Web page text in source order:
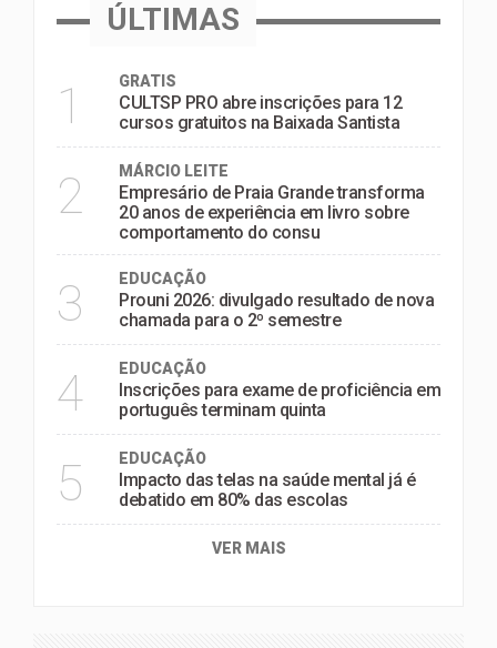
ÚLTIMAS
1 GRATIS
CULTSP PRO abre inscrições para 12
cursos gratuitos na Baixada Santista
2 MÁRCIO LEITE
Empresário de Praia Grande transforma
20 anos de experiência em livro sobre
comportamento do consu
3 EDUCAÇÃO
Prouni 2026: divulgado resultado de nova
chamada para o 2º semestre
4 EDUCAÇÃO
Inscrições para exame de proficiência em
português terminam quinta
5 EDUCAÇÃO
Impacto das telas na saúde mental já é
debatido em 80% das escolas
VER MAIS